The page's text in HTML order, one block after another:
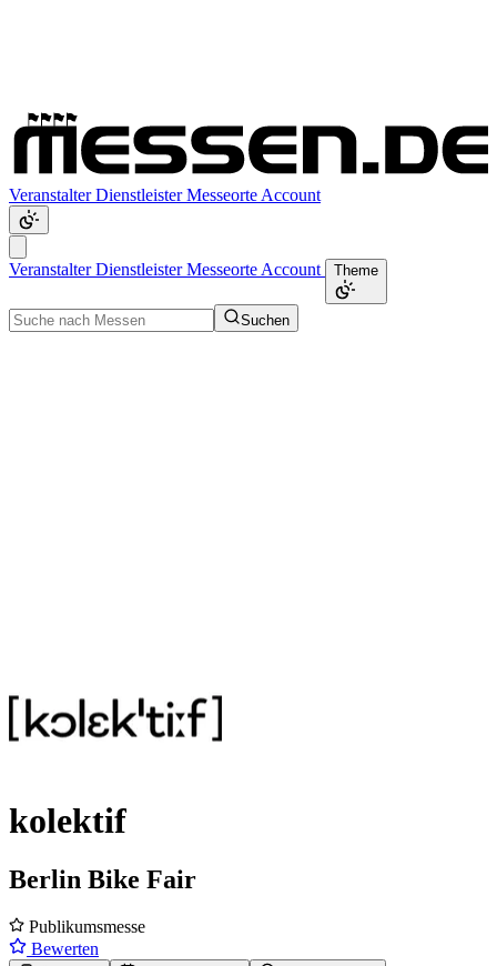
VeranstalterDienstleisterMesseorte Account
VeranstalterDienstleisterMesseorte Account Theme
Suchen
kolektif
Berlin Bike Fair
Publikumsmesse
Bewerten